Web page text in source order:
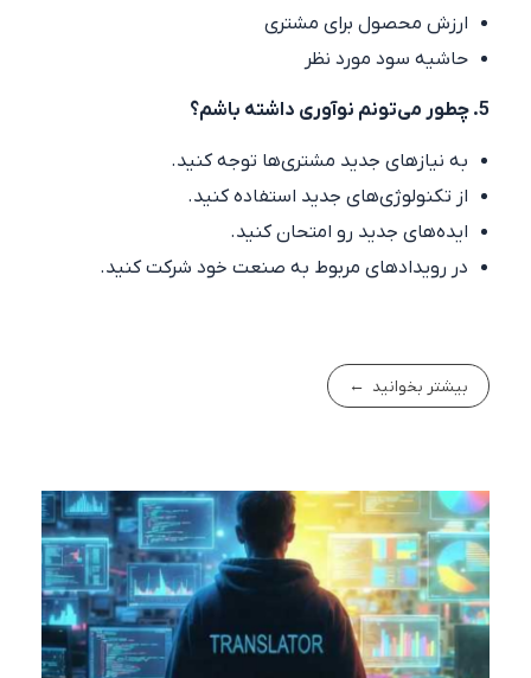
ارزش محصول برای مشتری
حاشیه سود مورد نظر
5. چطور می‌تونم نوآوری داشته باشم؟
به نیازهای جدید مشتری‌ها توجه کنید.
از تکنولوژی‌های جدید استفاده کنید.
ایده‌های جدید رو امتحان کنید.
در رویدادهای مربوط به صنعت خود شرکت کنید.
بیشتر بخوانید